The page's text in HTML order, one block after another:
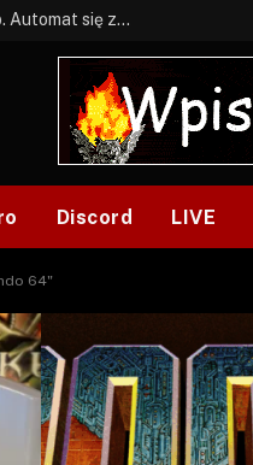
BONUS: Jak w tym kawale. A ja wiem co się zepsuło. Automat się zepsuł.
Discord LIVE
64"